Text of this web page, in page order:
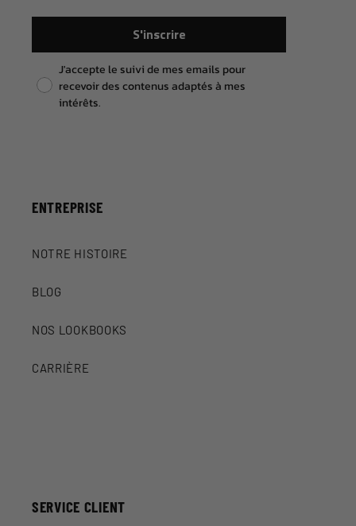
S'inscrire
Pixel consent
J'accepte le suivi de mes emails pour
recevoir des contenus adaptés à mes
intérêts.
ENTREPRISE
NOTRE HISTOIRE
BLOG
NOS LOOKBOOKS
CARRIÈRE
SERVICE CLIENT